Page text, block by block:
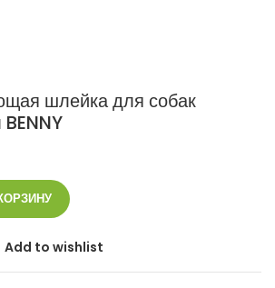
шлейка для собак
Add to wishlist